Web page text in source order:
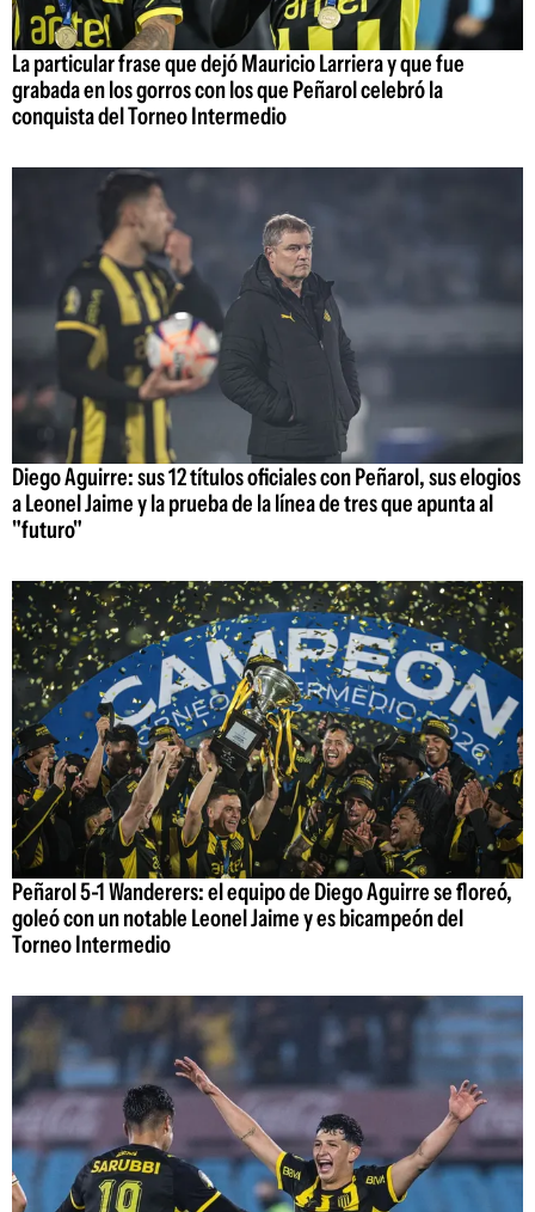
La particular frase que dejó Mauricio Larriera y que fue
grabada en los gorros con los que Peñarol celebró la
conquista del Torneo Intermedio
Diego Aguirre: sus 12 títulos oficiales con Peñarol, sus elogios
a Leonel Jaime y la prueba de la línea de tres que apunta al
"futuro"
Peñarol 5-1 Wanderers: el equipo de Diego Aguirre se floreó,
goleó con un notable Leonel Jaime y es bicampeón del
Torneo Intermedio